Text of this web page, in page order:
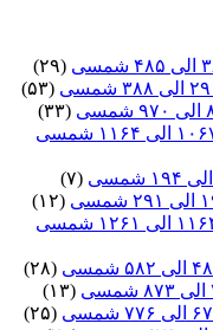
(۲۹)
(۵۳)
(۳۳)
(۷)
(۱۲)
(۲۸)
(۱۳)
(۲۵)